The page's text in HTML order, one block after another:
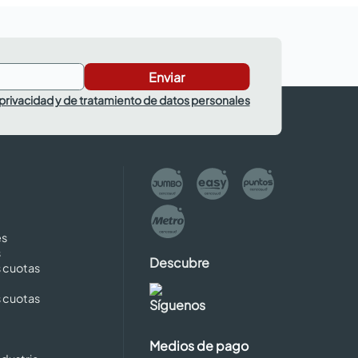
Enviar
y de tratamiento de datos personales
cuotas
cuotas
Descubre
Síguenos
Medios de pago